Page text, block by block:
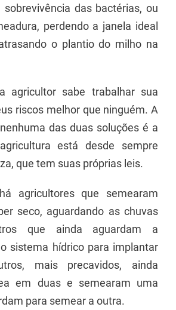
das bactérias, ou
perdendo a janela ideal
o plantio do milho na
agricultor sabe trabalhar sua
riscos melhor que ninguém. A
das duas soluções é a
está desde sempre
que tem suas próprias leis.
agricultores que semearam
seco, aguardando as chuvas
que ainda aguardam a
sistema hídrico para implantar
mais precavidos, ainda
em duas e semearam uma
para semear a outra.